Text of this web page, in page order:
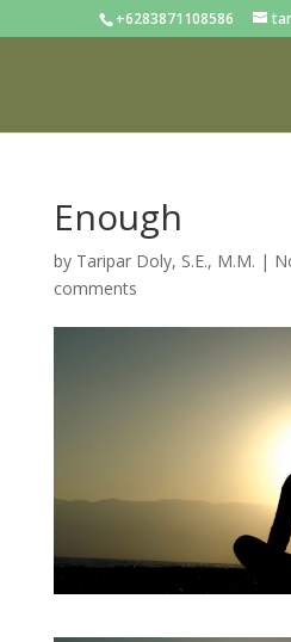
+6283871108586
Enough
by Taripar Doly, S.E., M.M. |
comments